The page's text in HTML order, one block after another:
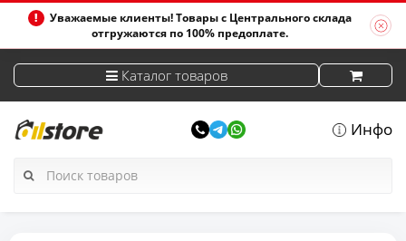
Уважаемые клиенты! Товары с Центрального склада
отгружаются по 100% предоплате.
Каталог товаров
Инфо